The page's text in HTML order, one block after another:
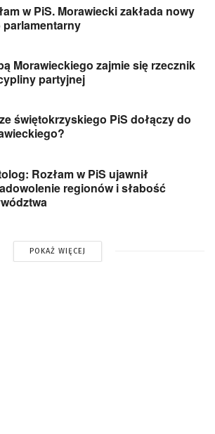
w PiS. Morawiecki zakłada nowy
parlamentarny
Morawieckiego zajmie się rzecznik
partyjnej
świętokrzyskiego PiS dołączy do
Rozłam w PiS ujawnił
regionów i słabość
POKAŻ WIĘCEJ